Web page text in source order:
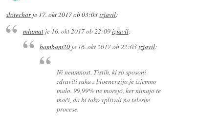
slotecharje 17. okt 2017 ob 03:03izjavil:
mlamatje 16. okt 2017 ob 22:09izjavil:
bambam20 je 16. okt 2017 ob 22:03izjavil:
Ni neumnost. Tistih, ki so sposoni
zdraviti raka z bioenergijo je izjemno
malo. 99,99% ne morejo, ker nimajo te
moči, da bi tako vplivali na telesne
procese.